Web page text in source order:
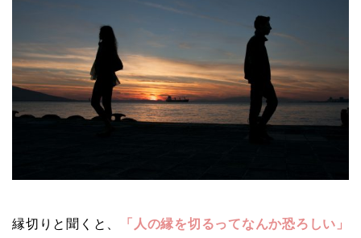
縁切りと聞くと、
「人の縁を切るってなんか恐ろしい」